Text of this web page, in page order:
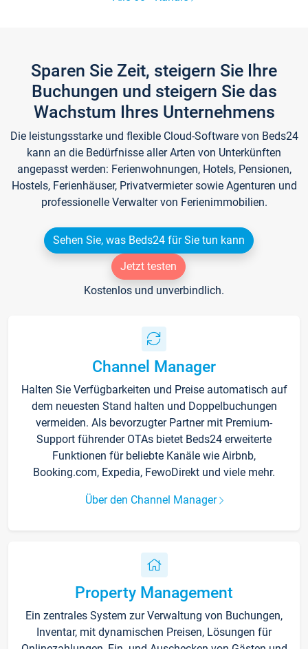
Sparen Sie Zeit, steigern Sie Ihre
Buchungen und steigern Sie das
Wachstum Ihres Unternehmens
Die leistungsstarke und flexible Cloud-Software von Beds24
kann an die Bedürfnisse aller Arten von Unterkünften
angepasst werden: Ferienwohnungen, Hotels, Pensionen,
Hostels, Ferienhäuser, Privatvermieter sowie Agenturen und
professionelle Verwalter von Ferienimmobilien.
Sehen Sie, was Beds24 für Sie tun kann
Jetzt testen
Kostenlos und unverbindlich.
Channel Manager
Halten Sie Verfügbarkeiten und Preise automatisch auf
dem neuesten Stand halten und Doppelbuchungen
vermeiden. Als bevorzugter Partner mit Premium-
Support führender OTAs bietet Beds24 erweiterte
Funktionen für beliebte Kanäle wie Airbnb,
Booking.com, Expedia, FewoDirekt und viele mehr.
Über den Channel Manager
Property Management
Ein zentrales System zur Verwaltung von Buchungen,
Inventar, mit dynamischen Preisen, Lösungen für